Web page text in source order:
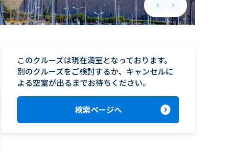
keyboard_arrow_leftPrevious slide
keyboard_arrow_rightNext slide
このクルーズは現在満室となっております。
別のクルーズをご検討するか、キャンセルに
よる空室が出るまでお待ちください。
検索ページへ expand_circle_right